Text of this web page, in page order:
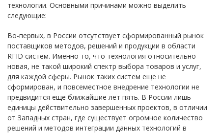
технологии. Основными причинами можно выделить
следующие:
Во-первых, в России отсутствует сформированный рынок
поставщиков методов, решений и продукции в области
RFID систем. Именно то, что технология относительно
новая, не такой широкий спектр выбора товаров и услуг,
для каждой сферы. Рынок таких систем еще не
сформирован, и повсеместное внедрение технологии не
предвидится еще ближайшие лет пять. В России лишь
единицы действительно завершенных проектов, в отличии
от Западных стран, где существует огромное количество
решений и методов интеграции данных технологий в